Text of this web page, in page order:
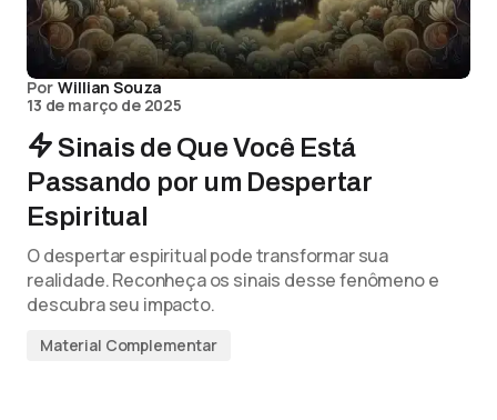
Por Willian Souza
13 de março de 2025
Sinais de Que Você Está
Passando por um Despertar
Espiritual
O despertar espiritual pode transformar sua
realidade. Reconheça os sinais desse fenômeno e
descubra seu impacto.
Material Complementar